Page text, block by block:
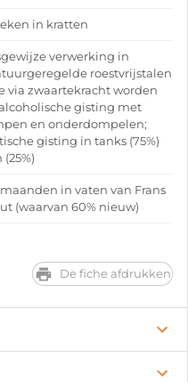
in kratten
verwerking in
roestvrijstalen
via zwaartekracht worden
gisting met
en onderdompelen;
gisting in tanks (75%)
maanden in vaten van Frans
(waarvan 60% nieuw)
De fiche afdrukken